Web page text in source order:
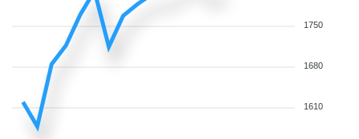
1750
1680
1610